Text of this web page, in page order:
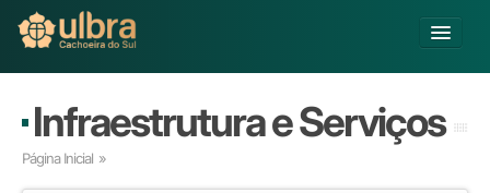
Buscar
Infraestrutura e Serviços
Página Inicial »